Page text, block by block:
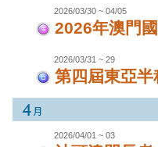
2026/03/30 ~ 04/05
2026年澳門
2026/03/31 ~ 29
第四屆東亞
2026/04/01 ~ 03